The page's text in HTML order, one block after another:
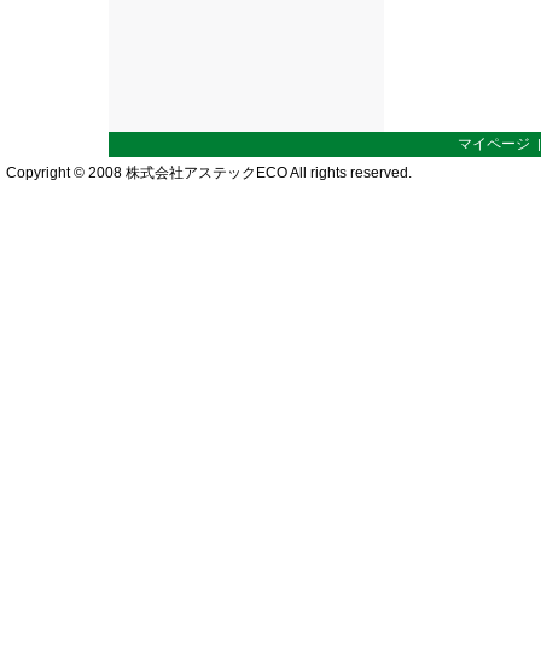
マイページ
Copyright © 2008 株式会社アステックECO All rights reserved.